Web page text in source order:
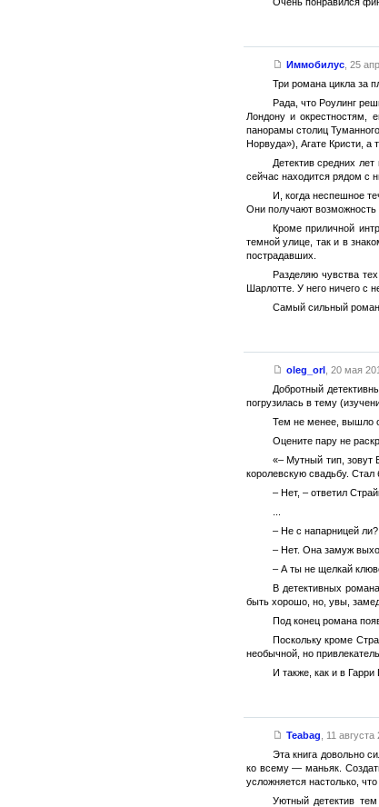
Иммобилус, 25
Три романа цикла за
Рада, что Роулинг
Лондону и окрестностям,
панорамы столиц
Норвуда»), Агате Кристи,
Детектив средних
сейчас находится рядом с
И, когда неспешное
Они получают возможность
Кроме приличной
темной улице, так и в
пострадавших.
Разделяю чувства
Шарлотте. У него ничего с
Самый сильный роман
oleg_orl, 20 мая
Добротный
погрузилась в тему
Тем не менее, вышло
Оцените пару не
«– Мутный тип, зовут
королевскую свадьбу.
– Нет, – ответил
– Не с напарницей
– Нет. Она замуж
– А ты не щелкай
В детективных
быть хорошо, но, увы,
Под конец романа
Поскольку кроме
необычной, но
И также, как и в
Teabag
11 августа
Эта книга довольно
ко всему — маньяк.
усложняется настолько,
Уютный детектив